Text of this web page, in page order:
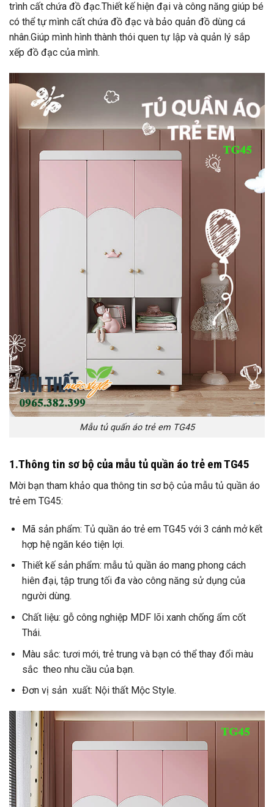
trình cất chứa đồ đạc.Thiết kế hiện đại và công năng giúp bé
có thể tự mình cất chứa đồ đạc và bảo quản đồ dùng cá
nhân.Giúp mình hình thành thói quen tự lập và quản lý sắp
xếp đồ đạc của mình.
Mẫu tủ quấn áo trẻ em TG45
1.Thông tin sơ bộ của mẫu tủ quần áo trẻ em TG45
Mời bạn tham khảo qua thông tin sơ bộ của mẫu tủ quần áo
trẻ em TG45:
Mã sản phẩm: Tủ quần áo trẻ em TG45 với 3 cánh mở kết
hợp hệ ngăn kéo tiện lợi.
Thiết kế sản phẩm: mẫu tủ quần áo mang phong cách
hiên đại, tập trung tối đa vào công năng sử dụng của
người dùng.
Chất liệu: gỗ công nghiệp MDF lõi xanh chống ẩm cốt
Thái.
Màu sắc: tươi mới, trẻ trung và bạn có thể thay đổi màu
sắc theo nhu cầu của bạn.
Đơn vị sản xuất: Nội thất Mộc Style.